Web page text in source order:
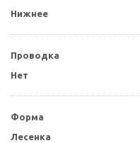
Нижнее
Проводка
Нет
Форма
Лесенка